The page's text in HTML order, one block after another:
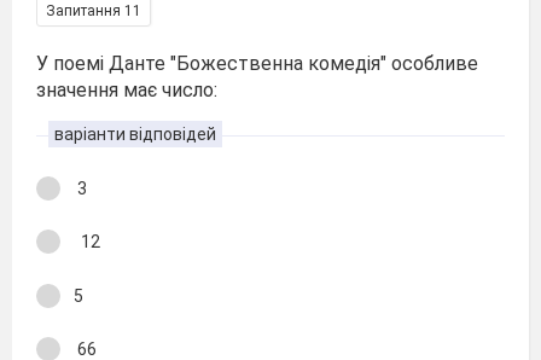
Запитання 11
У поемі Данте "Божественна комедія" особливе
значення має число:
варіанти відповідей
3
12
5
66